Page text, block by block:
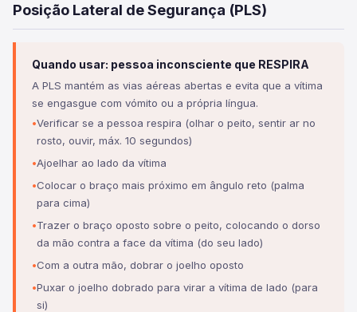
Posição Lateral de Segurança (PLS)
Quando usar: pessoa inconsciente que RESPIRA
A PLS mantém as vias aéreas abertas e evita que a vítima
se engasgue com vómito ou a própria língua.
Verificar se a pessoa respira (olhar o peito, sentir ar no
rosto, ouvir, máx. 10 segundos)
Ajoelhar ao lado da vítima
Colocar o braço mais próximo em ângulo reto (palma
para cima)
Trazer o braço oposto sobre o peito, colocando o dorso
da mão contra a face da vítima (do seu lado)
Com a outra mão, dobrar o joelho oposto
Puxar o joelho dobrado para virar a vítima de lado (para
si)